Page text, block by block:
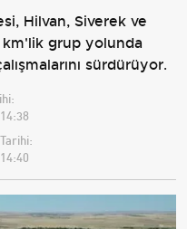
Hilvan, Siverek ve
km'lik grup yolunda
sürdürüyor.